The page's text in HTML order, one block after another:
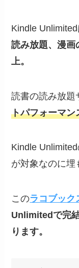
Kindle Unlimited
読み放題、漫画
上。
読書の読み放題
トパフォーマン
Kindle
が対象なのに埋
このラコブック
Unlimitedで完
ります。